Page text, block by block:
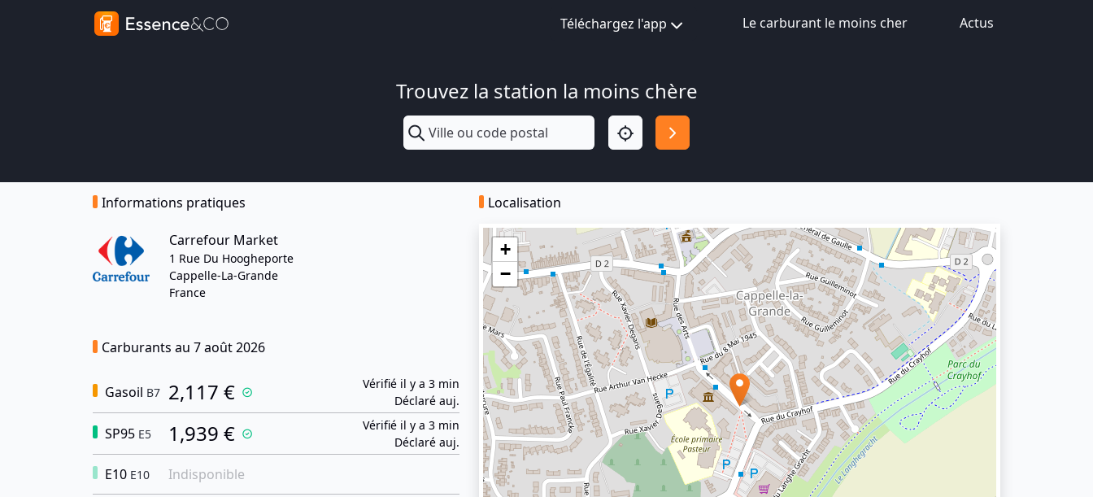
Téléchargez l'app Le carburant le moins cher Actus
Trouvez la station la moins chère
Informations pratiques
Carrefour Market
1 Rue Du Hoogheporte
Cappelle-La-Grande
France
Carburants au 7 août 2026
Gasoil B7 2,117 €
Vérifié il y a 3 min
Déclaré auj.
SP95 E5 1,939 €
Vérifié il y a 3 min
Déclaré auj.
E10 E10 Indisponible
Localisation
+
−